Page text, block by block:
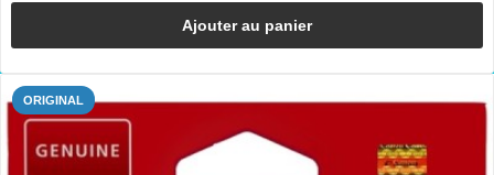
Ajouter au panier
ORIGINAL